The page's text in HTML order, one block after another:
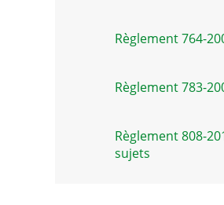
Règlement 764-
Règlement 783-
Règlement 808-
sujets